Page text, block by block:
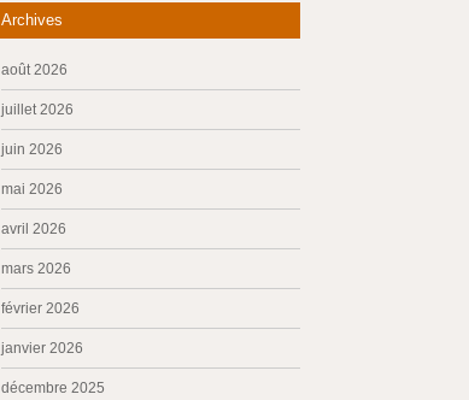
Archives
août 2026
juillet 2026
juin 2026
mai 2026
avril 2026
mars 2026
février 2026
janvier 2026
décembre 2025